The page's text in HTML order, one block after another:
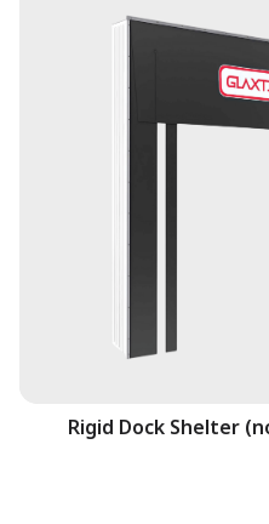
Rigid Dock Shelter